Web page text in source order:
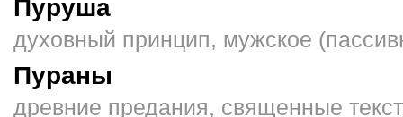
Пуруша
духовный принцип, мужское
Пураны
древние предания, священные